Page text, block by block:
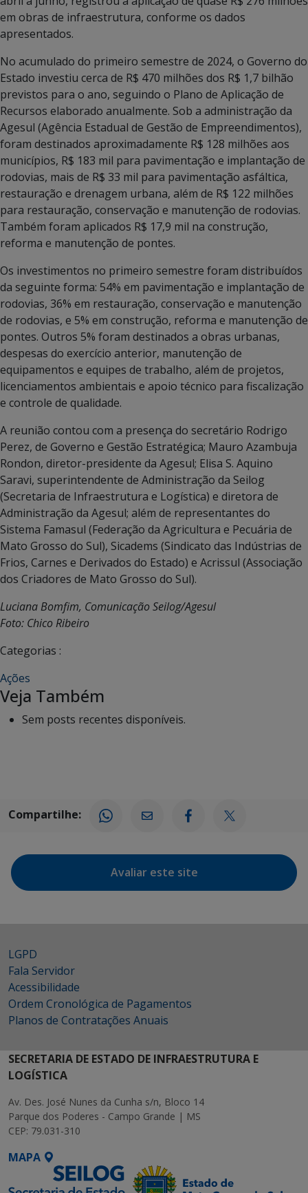
em obras de infraestrutura, conforme os dados
apresentados.
No acumulado do primeiro semestre de 2024, o Governo do
Estado investiu cerca de R$ 470 milhões dos R$ 1,7 bilhão
previstos para o ano, seguindo o Plano de Aplicação de
Recursos elaborado anualmente. Sob a administração da
Agesul (Agência Estadual de Gestão de Empreendimentos),
foram destinados aproximadamente R$ 128 milhões aos
municípios, R$ 183 mil para pavimentação e implantação de
rodovias, mais de R$ 33 mil para pavimentação asfáltica,
restauração e drenagem urbana, além de R$ 122 milhões
para restauração, conservação e manutenção de rodovias.
Também foram aplicados R$ 17,9 mil na construção,
reforma e manutenção de pontes.
Os investimentos no primeiro semestre foram distribuídos
da seguinte forma: 54% em pavimentação e implantação de
rodovias, 36% em restauração, conservação e manutenção
de rodovias, e 5% em construção, reforma e manutenção de
pontes. Outros 5% foram destinados a obras urbanas,
despesas do exercício anterior, manutenção de
equipamentos e equipes de trabalho, além de projetos,
licenciamentos ambientais e apoio técnico para fiscalização
e controle de qualidade.
A reunião contou com a presença do secretário Rodrigo
Perez, de Governo e Gestão Estratégica; Mauro Azambuja
Rondon, diretor-presidente da Agesul; Elisa S. Aquino
Saravi, superintendente de Administração da Seilog
(Secretaria de Infraestrutura e Logística) e diretora de
Administração da Agesul; além de representantes do
Sistema Famasul (Federação da Agricultura e Pecuária de
Mato Grosso do Sul), Sicadems (Sindicato das Indústrias de
Frios, Carnes e Derivados do Estado) e Acrissul (Associação
dos Criadores de Mato Grosso do Sul).
Luciana Bomfim, Comunicação Seilog/Agesul
Foto: Chico Ribeiro
Categorias :
Ações
Veja Também
Sem posts recentes disponíveis.
Compartilhe:
Avaliar este site
LGPD
Fala Servidor
Acessibilidade
Ordem Cronológica de Pagamentos
Planos de Contratações Anuais
SECRETARIA DE ESTADO DE INFRAESTRUTURA E
LOGÍSTICA
Av. Des. José Nunes da Cunha s/n, Bloco 14
Parque dos Poderes - Campo Grande | MS
CEP: 79.031-310
MAPA